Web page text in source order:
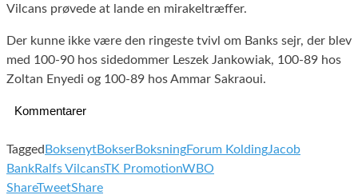
Vilcans prøvede at lande en mirakeltræffer.
Der kunne ikke være den ringeste tvivl om Banks sejr, der blev
med 100-90 hos sidedommer Leszek Jankowiak, 100-89 hos
Zoltan Enyedi og 100-89 hos Ammar Sakraoui.
Kommentarer
Tagged BoksenytBokserBoksningForum KoldingJacob
BankRalfs VilcansTK PromotionWBO
ShareTweetShare